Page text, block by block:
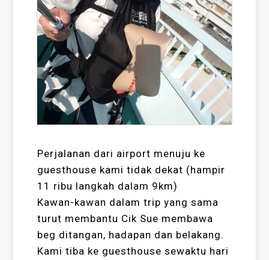
Perjalanan dari airport menuju ke
guesthouse kami tidak dekat (hampir
11 ribu langkah dalam 9km)
Kawan-kawan dalam trip yang sama
turut membantu Cik Sue membawa
beg ditangan, hadapan dan belakang.
Kami tiba ke guesthouse sewaktu hari